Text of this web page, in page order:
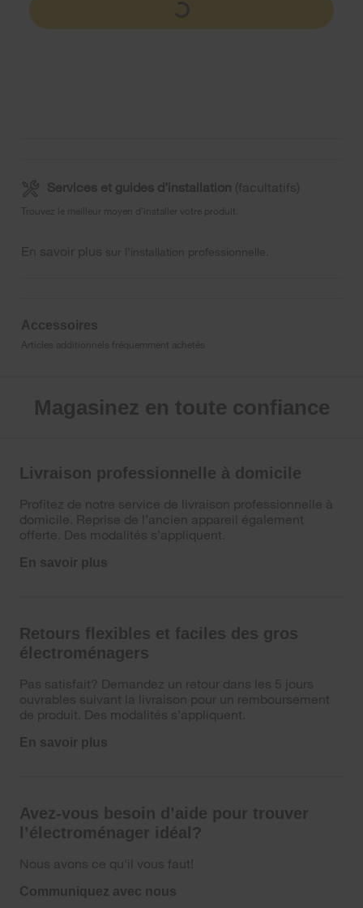
Services et guides d’installation (facultatifs)
Trouvez le meilleur moyen d’installer votre produit.
En savoir plus sur l’installation professionnelle.
Accessoires
Articles additionnels fréquemment achetés
Magasinez en toute confiance
Livraison professionnelle à domicile
Profitez de notre service de livraison professionnelle à
domicile. Reprise de l’ancien appareil également
offerte. Des modalités s’appliquent.
En savoir plus
Retours flexibles et faciles des gros
électroménagers
Pas satisfait? Demandez un retour dans les 5 jours
ouvrables suivant la livraison pour un remboursement
de produit. Des modalités s’appliquent.
En savoir plus
Avez-vous besoin d’aide pour trouver
l’électroménager idéal?
Nous avons ce qu'il vous faut!
Communiquez avec nous